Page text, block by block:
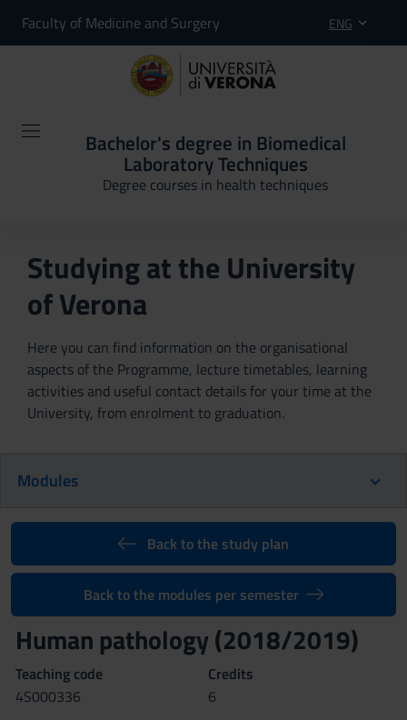
Faculty of Medicine and Surgery ENG
Bachelor's degree in Biomedical
Laboratory Techniques
Degree courses in health techniques
Studying at the University
of Verona
Here you can find information on the organisational
aspects of the Programme, lecture timetables, learning
activities and useful contact details for your time at the
University, from enrolment to graduation.
Modules
Back to the study plan
Back to the modules per semester
Human pathology (2018/2019)
Teaching code
4S000336
Credits
6